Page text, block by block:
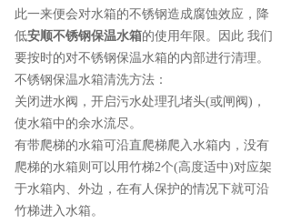
此一来便会对水箱的不锈钢造成腐蚀效应，降
低安顺不锈钢保温水箱的使用年限。因此 我们
要按时的对不锈钢保温水箱的内部进行清理。
不锈钢保温水箱清洗方法：
关闭进水阀，开启污水处理孔堵头(或闸阀)，
使水箱中的余水流尽。
有带爬梯的水箱可沿直爬梯爬入水箱内，没有
爬梯的水箱则可以用竹梯2个(高度适中)对应架
于水箱内、外边，在有人保护的情况下就可沿
竹梯进入水箱。